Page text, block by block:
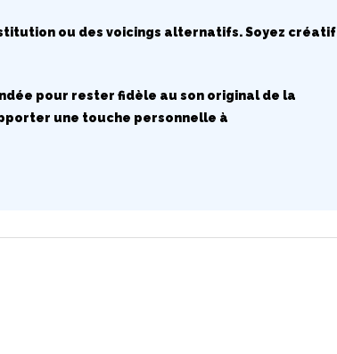
ou des voicings alternatifs. Soyez créatif
pour rester fidèle au son original de la
une touche personnelle à